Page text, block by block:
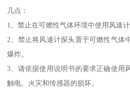
几点：
1、禁止在可燃性气体环境中使用风速计
2、禁止将风速计探头置于可燃性气体
爆炸。
3、请依据使用说明书的要求正确使用
触电、火灾和传感器的损坏。